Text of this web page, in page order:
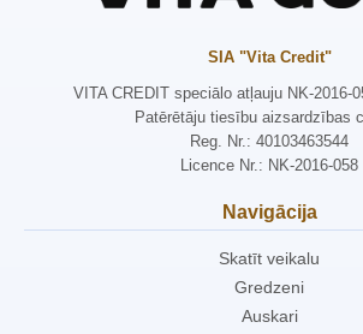
SIA "Vita Credit"
VITA CREDIT speciālo atļauju NK-2016-
Patērētāju tiesību aizsardzības
Reg. Nr.: 40103463544
Licence Nr.: NK-2016-058
Navigācija
Skatīt veikalu
Gredzeni
Auskari